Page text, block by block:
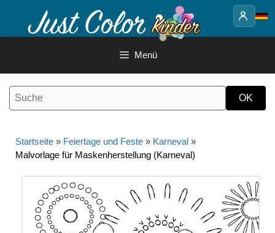
Inhalt
Menü
Startseite » Feiertage und Feste » Karneval »
Malvorlage für Maskenherstellung (Karneval)